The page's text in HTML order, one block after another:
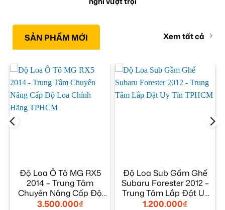
SẢN PHẨM MỚI Xem tất cả
Độ Loa Ô Tô MG RX5
2014 – Trung Tâm
Chuyên Nâng Cấp Độ
Loa Chính Hãng TPHCM
3.500.000₫
Độ Loa Sub Gầm Ghế
Subaru Forester 2012 –
Trung Tâm Lắp Đặt Uy
Tín TPHCM
1.200.000₫